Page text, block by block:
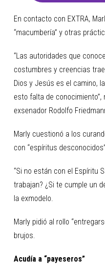
En contacto con EXTRA,
“macumbería” y otras
“Las autoridades que
costumbres y creencias
Dios y Jesús es el camino,
esto falta de
exsenador Rodolfo
Marly cuestionó a los
con “espíritus desconocidos”.
“Si no están con el Espíritu
trabajan? ¿Si te cumple un
la exmodelo.
Marly pidió al rollo
brujos.
Acudía a “payeseros”